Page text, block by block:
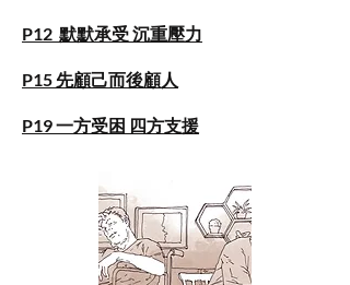
P12 默默承受 沉重壓力
P15 先顧己而後顧人
P19 一方受困 四方支援